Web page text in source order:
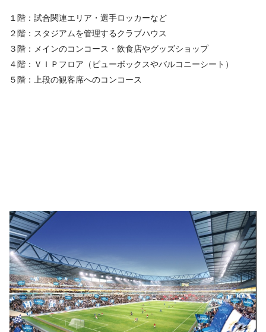
１階：試合関連エリア・選手ロッカーなど
２階：スタジアムを管理するクラブハウス
３階：メインのコンコース・飲食店やグッズショップ
４階：ＶＩＰフロア（ビューボックスやバルコニーシート）
５階：上段の観客席へのコンコース